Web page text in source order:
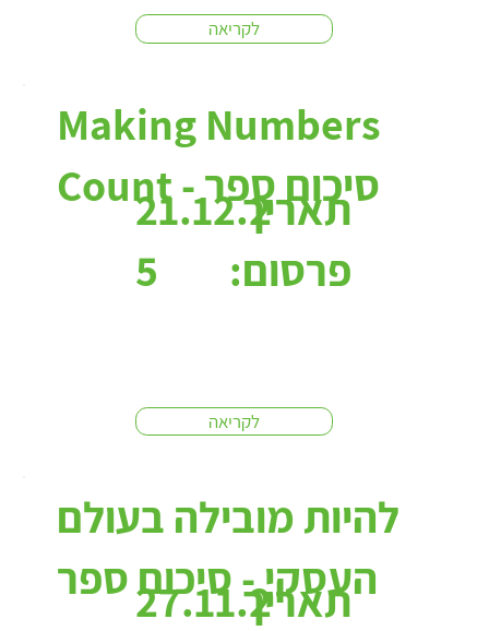
לקריאה
Making Numbers
Count - סיכום ספר
לקריאה
21.12.2
5
תאריך
פרסום:
להיות מובילה בעולם
העסקי - סיכום ספר
27.11.2תאריך